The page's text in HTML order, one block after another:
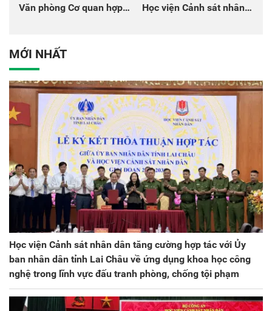
Văn phòng Cơ quan hợp
Học viện Cảnh sát nhân
MỚI NHẤT
Học viện Cảnh sát nhân dân tăng cường hợp tác với Ủy
ban nhân dân tỉnh Lai Châu về ứng dụng khoa học công
nghệ trong lĩnh vực đấu tranh phòng, chống tội phạm